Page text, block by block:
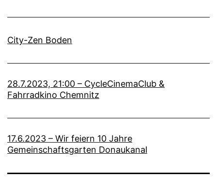
City-Zen Boden
28.7.2023, 21:00 – CycleCinemaClub &
Fahrradkino Chemnitz
17.6.2023 – Wir feiern 10 Jahre
Gemeinschaftsgarten Donaukanal